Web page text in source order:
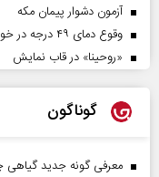
آزمون دشوار پیمان مکه
وقوع دمای ۴۹ درجه در خوزستان
«روحینا» در قاب نمایش
گوناگون
معرفی گونه جدید گیاهی